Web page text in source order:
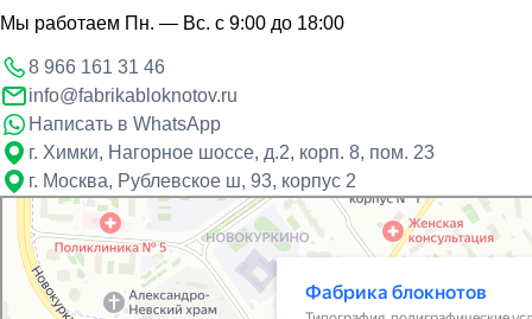
Мы работаем Пн. — Вс. с 9:00 до 18:00
8 966 161 31 46
info@fabrikabloknotov.ru
Написать в WhatsApp
г. Химки, Нагорное шоссе, д.2, корп. 8, пом. 23
г. Москва, Рублевское ш, 93, корпус 2